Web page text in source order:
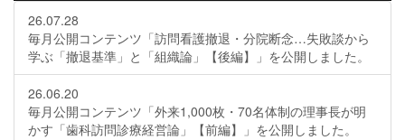
26.07.28
毎月公開コンテンツ「訪問看護撤退・分院断念…失敗談から
学ぶ「撤退基準」と「組織論」【後編】」を公開しました。
26.06.20
毎月公開コンテンツ「外来1,000枚・70名体制の理事長が明
かす「歯科訪問診療経営論」【前編】」を公開しました。